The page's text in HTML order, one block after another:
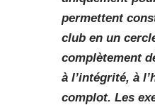
permettent
club en un
complètement
à l’intégrité, à
complot. Les